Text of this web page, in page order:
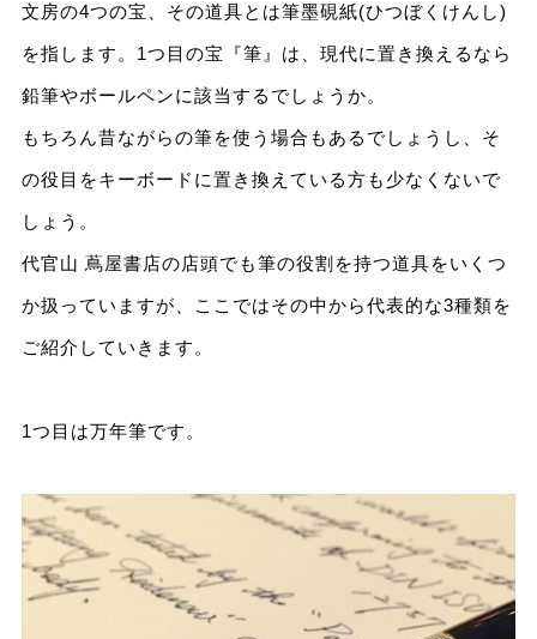
文房の4つの宝、その道具とは筆墨硯紙(ひつぼくけんし)
を指します。1つ目の宝『筆』は、現代に置き換えるなら
鉛筆やボールペンに該当するでしょうか。
もちろん昔ながらの筆を使う場合もあるでしょうし、そ
の役目をキーボードに置き換えている方も少なくないで
しょう。
代官山 蔦屋書店の店頭でも筆の役割を持つ道具をいくつ
か扱っていますが、ここではその中から代表的な3種類を
ご紹介していきます。
1つ目は万年筆です。